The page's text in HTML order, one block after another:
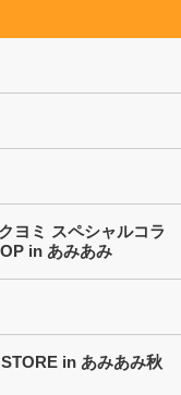
ヨミ スペシャルコラ
in あみあみ
in あみあみ秋